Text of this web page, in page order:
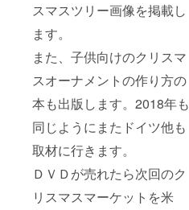
スマスツリー画像を掲載し
ます。
また、子供向けのクリスマ
スオーナメントの作り方の
本も出版します。2018年も
同じようにまたドイツ他も
取材に行きます。
ＤＶＤが売れたら次回のク
リスマスマーケットを米